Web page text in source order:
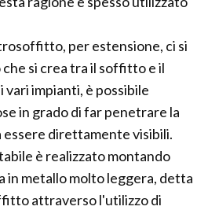
per estensione, ci si
si crea tra il soffitto e il
impianti, è possibile
in grado di far penetrare la
essere direttamente visibili.
è realizzato montando
in metallo molto leggera, detta
attraverso l'utilizzo di